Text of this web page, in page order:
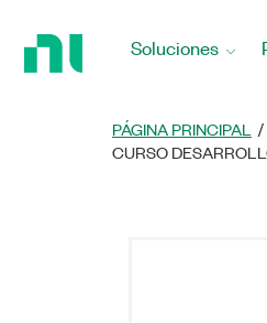
Soluciones
PÁGINA PRINCIPAL
CURSO